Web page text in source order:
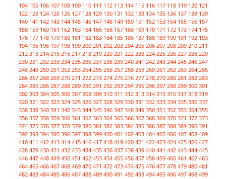
104 105 106 107 108 109 110 111 112 113 114 115 116 117 118 119 120 121
122 123 124 125 126 127 128 129 130 131 132 133 134 135 136 137 138 139
140 141 142 143 144 145 146 147 148 149 150 151 152 153 154 155 156 157
158 159 160 161 162 163 164 165 166 167 168 169 170 171 172 173 174 175
176 177 178 179 180 181 182 183 184 185 186 187 188 189 190 191 192 193
194 195 196 197 198 199 200 201 202 203 204 205 206 207 208 209 210 211
212 213 214 215 216 217 218 219 220 221 222 223 224 225 226 227 228 229
230 231 232 233 234 235 236 237 238 239 240 241 242 243 244 245 246 247
248 249 250 251 252 253 254 255 256 257 258 259 260 261 262 263 264 265
266 267 268 269 270 271 272 273 274 275 276 277 278 279 280 281 282 283
284 285 286 287 288 289 290 291 292 293 294 295 296 297 298 299 300 301
302 303 304 305 306 307 308 309 310 311 312 313 314 315 316 317 318 319
320 321 322 323 324 325 326 327 328 329 330 331 332 333 334 335 336 337
338 339 340 341 342 343 344 345 346 347 348 349 350 351 352 353 354 355
356 357 358 359 360 361 362 363 364 365 366 367 368 369 370 371 372 373
374 375 376 377 378 379 380 381 382 383 384 385 386 387 388 389 390 391
392 393 394 395 396 397 398 399 400 401 402 403 404 405 406 407 408 409
410 411 412 413 414 415 416 417 418 419 420 421 422 423 424 425 426 427
428 429 430 431 432 433 434 435 436 437 438 439 440 441 442 443 444 445
446 447 448 449 450 451 452 453 454 455 456 457 458 459 460 461 462 463
464 465 466 467 468 469 470 471 472 473 474 475 476 477 478 479 480 481
482 483 484 485 486 487 488 489 490 491 492 493 494 495 496 497 498 499